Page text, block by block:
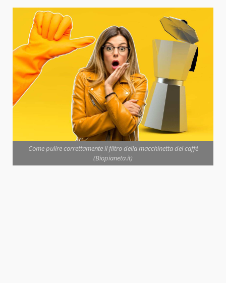
Come pulire correttamente il filtro della macchinetta del caffè
(Biopianeta.it)